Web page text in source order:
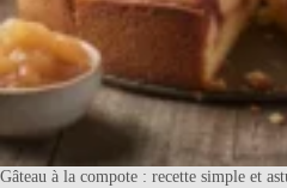
Gâteau à la compote : recette simple et